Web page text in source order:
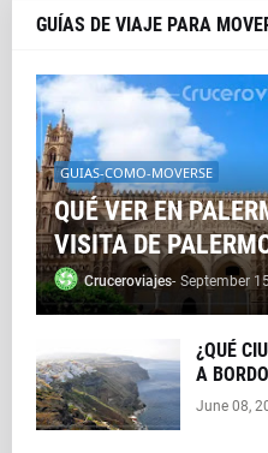
GUÍAS DE VIAJE PARA
GUIAS-COMO-MOVERSE
QUÉ VER EN
VISITA DE
Cruceroviajes- September
¿QUÉ
A
June 08,